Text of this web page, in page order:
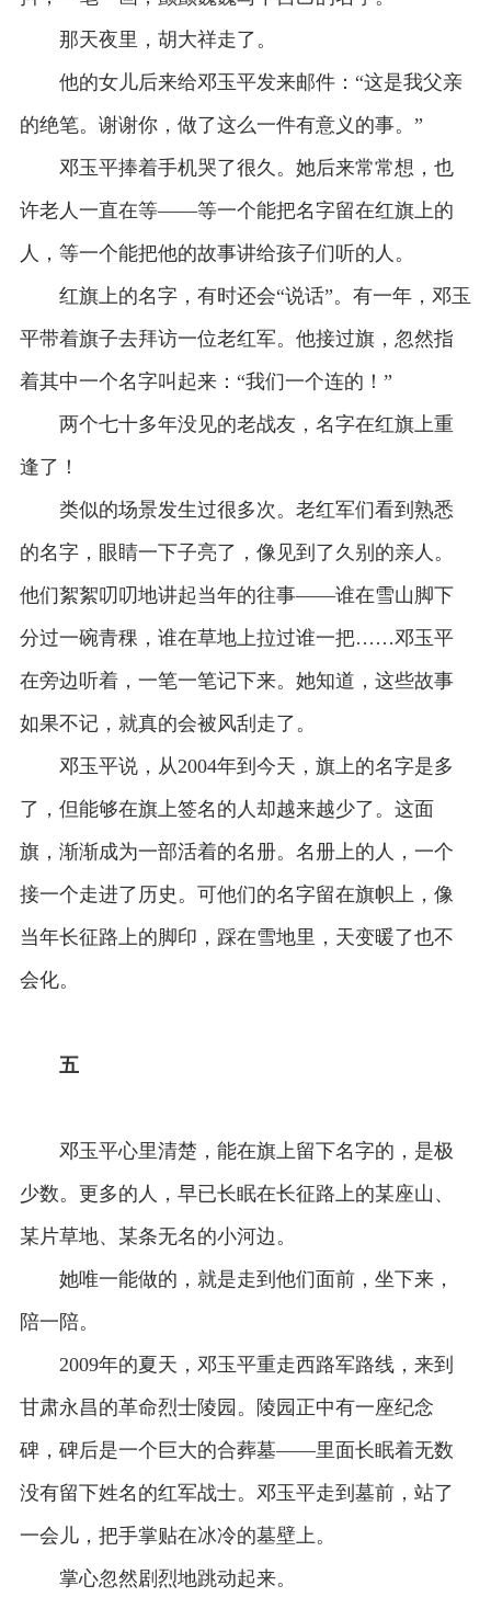
那天夜里，胡大祥走了。
他的女儿后来给邓玉平发来邮件：“这是我父亲
的绝笔。谢谢你，做了这么一件有意义的事。”
邓玉平捧着手机哭了很久。她后来常常想，也
许老人一直在等——等一个能把名字留在红旗上的
人，等一个能把他的故事讲给孩子们听的人。
红旗上的名字，有时还会“说话”。有一年，邓玉
平带着旗子去拜访一位老红军。他接过旗，忽然指
着其中一个名字叫起来：“我们一个连的！”
两个七十多年没见的老战友，名字在红旗上重
逢了！
类似的场景发生过很多次。老红军们看到熟悉
的名字，眼睛一下子亮了，像见到了久别的亲人。
他们絮絮叨叨地讲起当年的往事——谁在雪山脚下
分过一碗青稞，谁在草地上拉过谁一把……邓玉平
在旁边听着，一笔一笔记下来。她知道，这些故事
如果不记，就真的会被风刮走了。
邓玉平说，从2004年到今天，旗上的名字是多
了，但能够在旗上签名的人却越来越少了。这面
旗，渐渐成为一部活着的名册。名册上的人，一个
接一个走进了历史。可他们的名字留在旗帜上，像
当年长征路上的脚印，踩在雪地里，天变暖了也不
会化。
五
邓玉平心里清楚，能在旗上留下名字的，是极
少数。更多的人，早已长眠在长征路上的某座山、
某片草地、某条无名的小河边。
她唯一能做的，就是走到他们面前，坐下来，
陪一陪。
2009年的夏天，邓玉平重走西路军路线，来到
甘肃永昌的革命烈士陵园。陵园正中有一座纪念
碑，碑后是一个巨大的合葬墓——里面长眠着无数
没有留下姓名的红军战士。邓玉平走到墓前，站了
一会儿，把手掌贴在冰冷的墓壁上。
掌心忽然剧烈地跳动起来。